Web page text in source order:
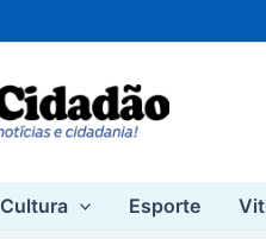
Cultura Esporte